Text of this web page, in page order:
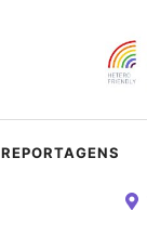
REPORTAGENS